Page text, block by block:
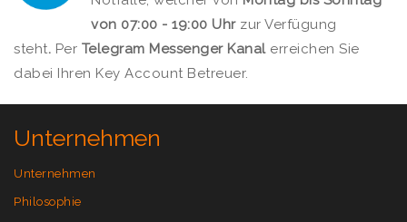
von 07:00 - 19:00 Uhrzur Verfügung
steht. Per Telegram Messenger Kanal erreichen Sie
dabei Ihren Key Account Betreuer.
Unternehmen
Unternehmen
Philosophie